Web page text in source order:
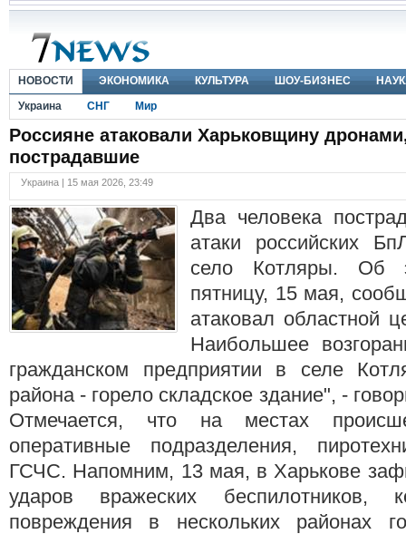
НОВОСТИ ЭКОНОМИКА КУЛЬТУРА ШОУ-БИЗНЕС
Украина
СНГ Мир
Россияне атаковали Харьковщину
пострадавшие
Украина | 15 мая 2026, 23:49
Два человека
атаки российских
село Котляры. Об
пятницу, 15 мая,
атаковал областной
Наибольшее
гражданском предприятии в селе
района - горело складское здание", -
Отмечается, что на местах
оперативные подразделения,
ГСЧС. Напомним, 13 мая, в Харькове
ударов вражеских беспилотников,
повреждения в нескольких районах